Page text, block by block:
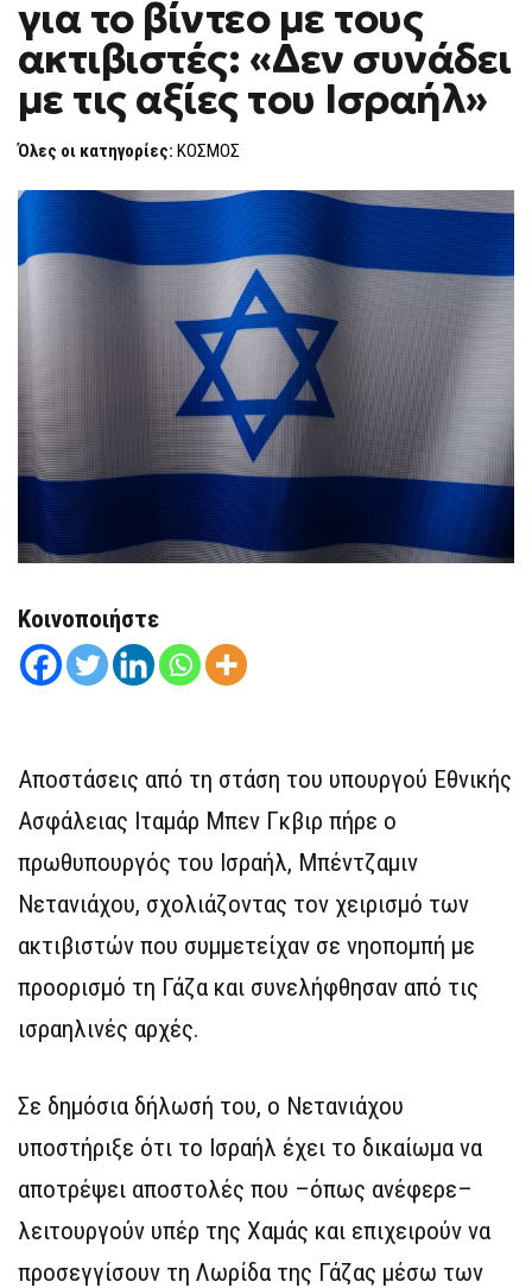
M
ΤΟ
ΒΊΝΤΕΟ
ΜΕ
ΤΟΥΣ
ΑΚΤΙΒΙΣΤΈΣ:
«ΔΕΝ
ΣΥΝΆΔΕΙ
ΜΕ
ΤΙΣ
ΤΟΥ
για το βίντεο με τους
ακτιβιστές: «Δεν συνάδει
με τις αξίες του Ισραήλ»
Όλες οι κατηγορίες: ΚΟΣΜΟΣ
Κοινοποιήστε
Αποστάσεις από τη στάση του υπουργού Εθνικής
Ασφάλειας Ιταμάρ Μπεν Γκβιρ πήρε ο
πρωθυπουργός του Ισραήλ, Μπέντζαμιν
Νετανιάχου, σχολιάζοντας τον χειρισμό των
ακτιβιστών που συμμετείχαν σε νηοπομπή με
προορισμό τη Γάζα και συνελήφθησαν από τις
ισραηλινές αρχές.
Σε δημόσια δήλωσή του, ο Νετανιάχου
υποστήριξε ότι το Ισραήλ έχει το δικαίωμα να
αποτρέψει αποστολές που –όπως ανέφερε–
λειτουργούν υπέρ της Χαμάς και επιχειρούν να
προσεγγίσουν τη Λωρίδα της Γάζας μέσω των